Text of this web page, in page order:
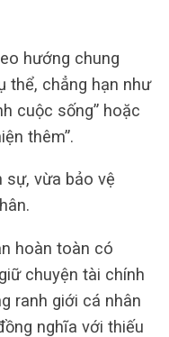
hướng chung
thể, chẳng hạn như
cuộc sống” hoặc
thêm”.
sự, vừa bảo vệ
hoàn toàn có
chuyện tài chính
ranh giới cá nhân
nghĩa với thiếu